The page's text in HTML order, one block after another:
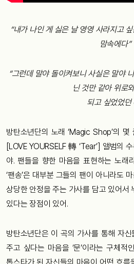
“내가 나인 게 싫은 날 영영 사라지고
맘속에다”
“그런데 말야 돌이켜보니 사실은 말야
닌 것만 같아 위로
되고 싶었었던
방탄소년단의 노래 ‘Magic Shop’의 몇
[LOVE YOURSELF 轉 ‘Tear’] 앨범의 수
야. 팬들을 향한 마음을 표현하는 노래
‘팬송’은 대부분 그들의 팬이 아니라도
상당한 안정을 주는 가사를 담고 있어서
있다는 장점이 있어.
방탄소년단은 이 곡의 가사를 통해 자
주고 싶다는 마음을 ‘문’이라는 구체적
톱스타가 된 자신들의 마음이 어떤 흐름